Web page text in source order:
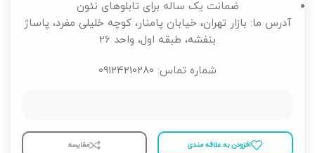
ضمانت یک ساله برای تابلوهای نئون
آدرس ما: بازار تهران، خیابان پامنار، کوچه خلیلی مفرد، پاساژ
بنفشه، طبقه اول، واحد 26
شماره تماس: 09124210280
افزودن به علاقه مندی مقايسه